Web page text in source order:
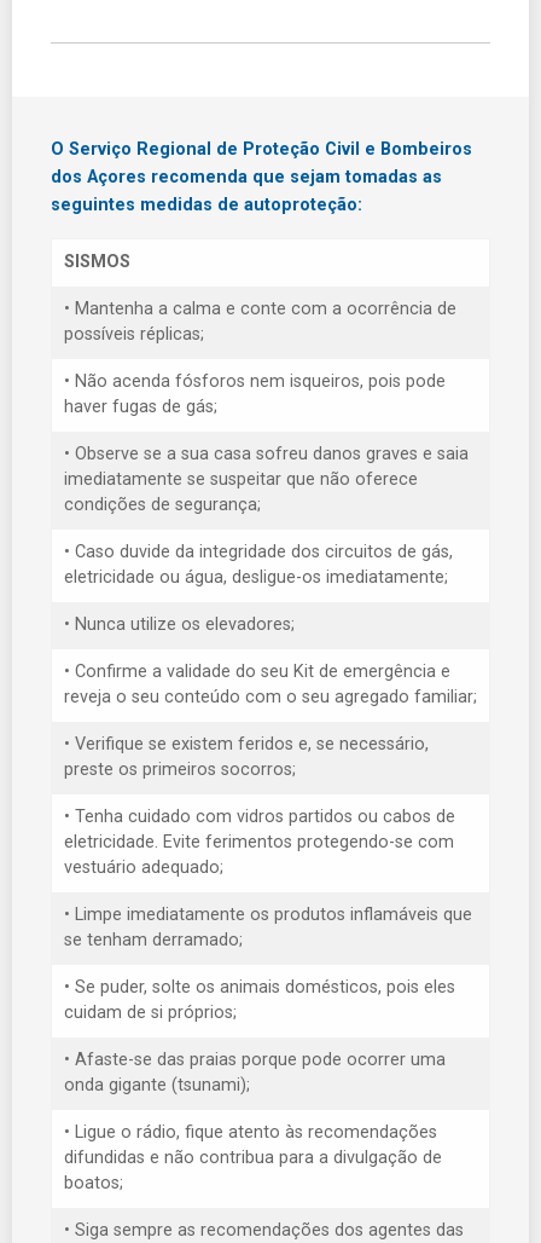
O Serviço Regional de Proteção Civil e Bombeiros
dos Açores recomenda que sejam tomadas as
seguintes medidas de autoproteção:
SISMOS
• Mantenha a calma e conte com a ocorrência de
possíveis réplicas;
• Não acenda fósforos nem isqueiros, pois pode
haver fugas de gás;
• Observe se a sua casa sofreu danos graves e saia
imediatamente se suspeitar que não oferece
condições de segurança;
• Caso duvide da integridade dos circuitos de gás,
eletricidade ou água, desligue-os imediatamente;
• Nunca utilize os elevadores;
• Confirme a validade do seu Kit de emergência e
reveja o seu conteúdo com o seu agregado familiar;
• Verifique se existem feridos e, se necessário,
preste os primeiros socorros;
• Tenha cuidado com vidros partidos ou cabos de
eletricidade. Evite ferimentos protegendo-se com
vestuário adequado;
• Limpe imediatamente os produtos inflamáveis que
se tenham derramado;
• Se puder, solte os animais domésticos, pois eles
cuidam de si próprios;
• Afaste-se das praias porque pode ocorrer uma
onda gigante (tsunami);
• Ligue o rádio, fique atento às recomendações
difundidas e não contribua para a divulgação de
boatos;
• Siga sempre as recomendações dos agentes das